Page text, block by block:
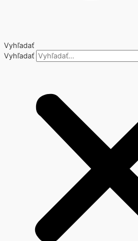
Vyhľadať
Vyhľadať